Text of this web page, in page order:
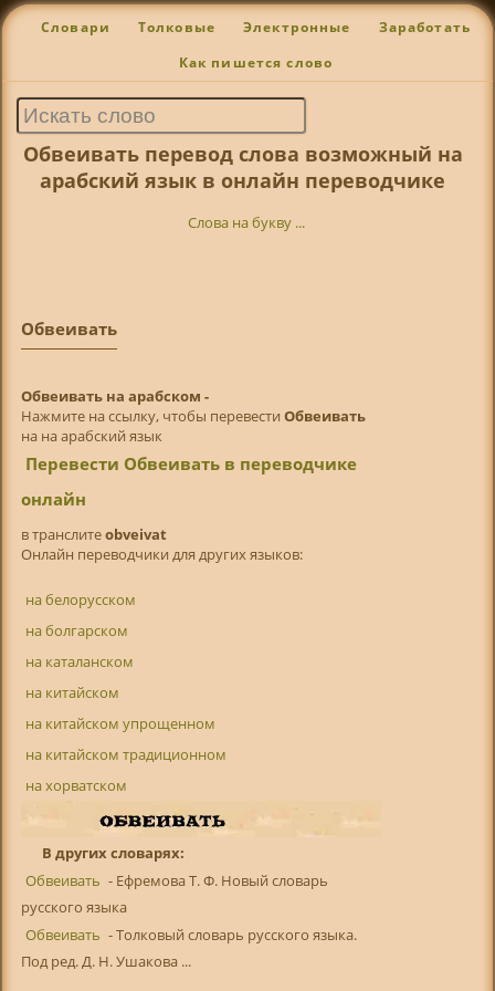
Словари Толковые Электронные Заработать
Как пишется слово
Обвеивать перевод слова возможный на
арабский язык в онлайн переводчике
Слова на букву ...
Обвеивать
Обвеивать на арабском -
Нажмите на ссылку, чтобы перевести Обвеивать
на на арабский язык
Перевести Обвеивать в переводчике
онлайн
в транслитeobveivat
Онлайн переводчики для других языков:
на белорусском
на болгарском
на каталанском
на китайском
на китайском упрощенном
на китайском традиционном
на хорватском
В других словарях:
Обвеивать - Ефремова Т. Ф. Новый словарь
русского языка
Обвеивать - Толковый словарь русского языка.
Под ред. Д. Н. Ушакова ...